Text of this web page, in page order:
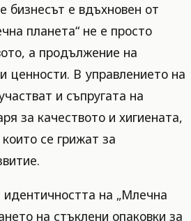
бизнесът е вдъхновен от
планета“ не е просто
а продължение на
ценности. В управлението на
и съпругата на
за качеството и хигиената,
се грижат за
на „Млечна
на стъклени опаковки за